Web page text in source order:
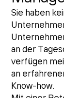
Sie haben
an der
verfügen
an
Know-how.